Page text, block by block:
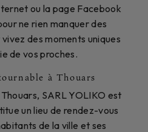
ou la page Facebook
ne rien manquer des
des moments uniques
de vos proches.
à Thouars
SARL YOLIKO est
un lieu de rendez-vous
de la ville et ses